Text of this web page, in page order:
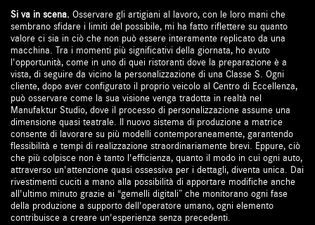
Si va in scena. Osservare gli artigiani al lavoro, con le loro mani che
sembrano sfidare i limiti del possibile, mi ha fatto riflettere su quanto
valore ci sia in ciò che non può essere interamente replicato da una
macchina. Tra i momenti più significativi della giornata, ho avuto
l'opportunità, come in uno di quei ristoranti dove la preparazione è a
vista, di seguire da vicino la personalizzazione di una Classe S. Ogni
cliente, dopo aver configurato il proprio veicolo al Centro di Eccellenza,
può osservare come la sua visione venga tradotta in realtà nel
Manufaktur Studio, dove il processo di personalizzazione assume una
dimensione quasi teatrale. Il nuovo sistema di produzione a matrice
consente di lavorare su più modelli contemporaneamente, garantendo
flessibilità e tempi di realizzazione straordinariamente brevi. Eppure, ciò
che più colpisce non è tanto l'efficienza, quanto il modo in cui ogni auto,
attraverso un'attenzione quasi ossessiva per i dettagli, diventa unica. Dai
rivestimenti cuciti a mano alla possibilità di apportare modifiche anche
all'ultimo minuto grazie ai “gemelli digitali” che monitorano ogni fase
della produzione a supporto dell'operatore umano, ogni elemento
contribuisce a creare un'esperienza senza precedenti.